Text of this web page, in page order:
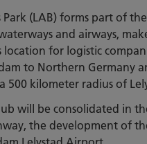
Park (LAB) forms part of
and airways,
for logistic
to Northern Germany
500 kilometer radius of
will be consolidated in
the development of